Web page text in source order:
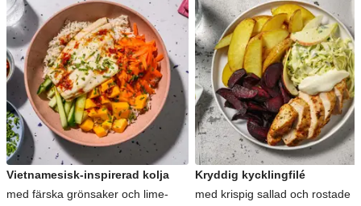
Vietnamesisk-inspirerad kolja
med färska grönsaker och lime-
Kryddig kycklingfilé
med krispig sallad och rostade